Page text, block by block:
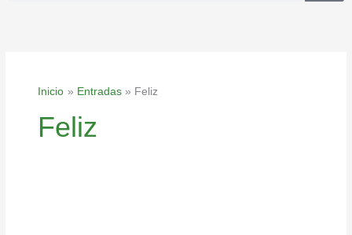
Inicio Entradas Feliz
Feliz